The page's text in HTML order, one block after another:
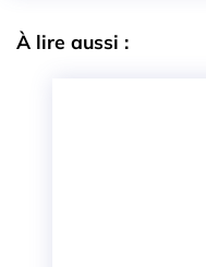
À lire aussi :